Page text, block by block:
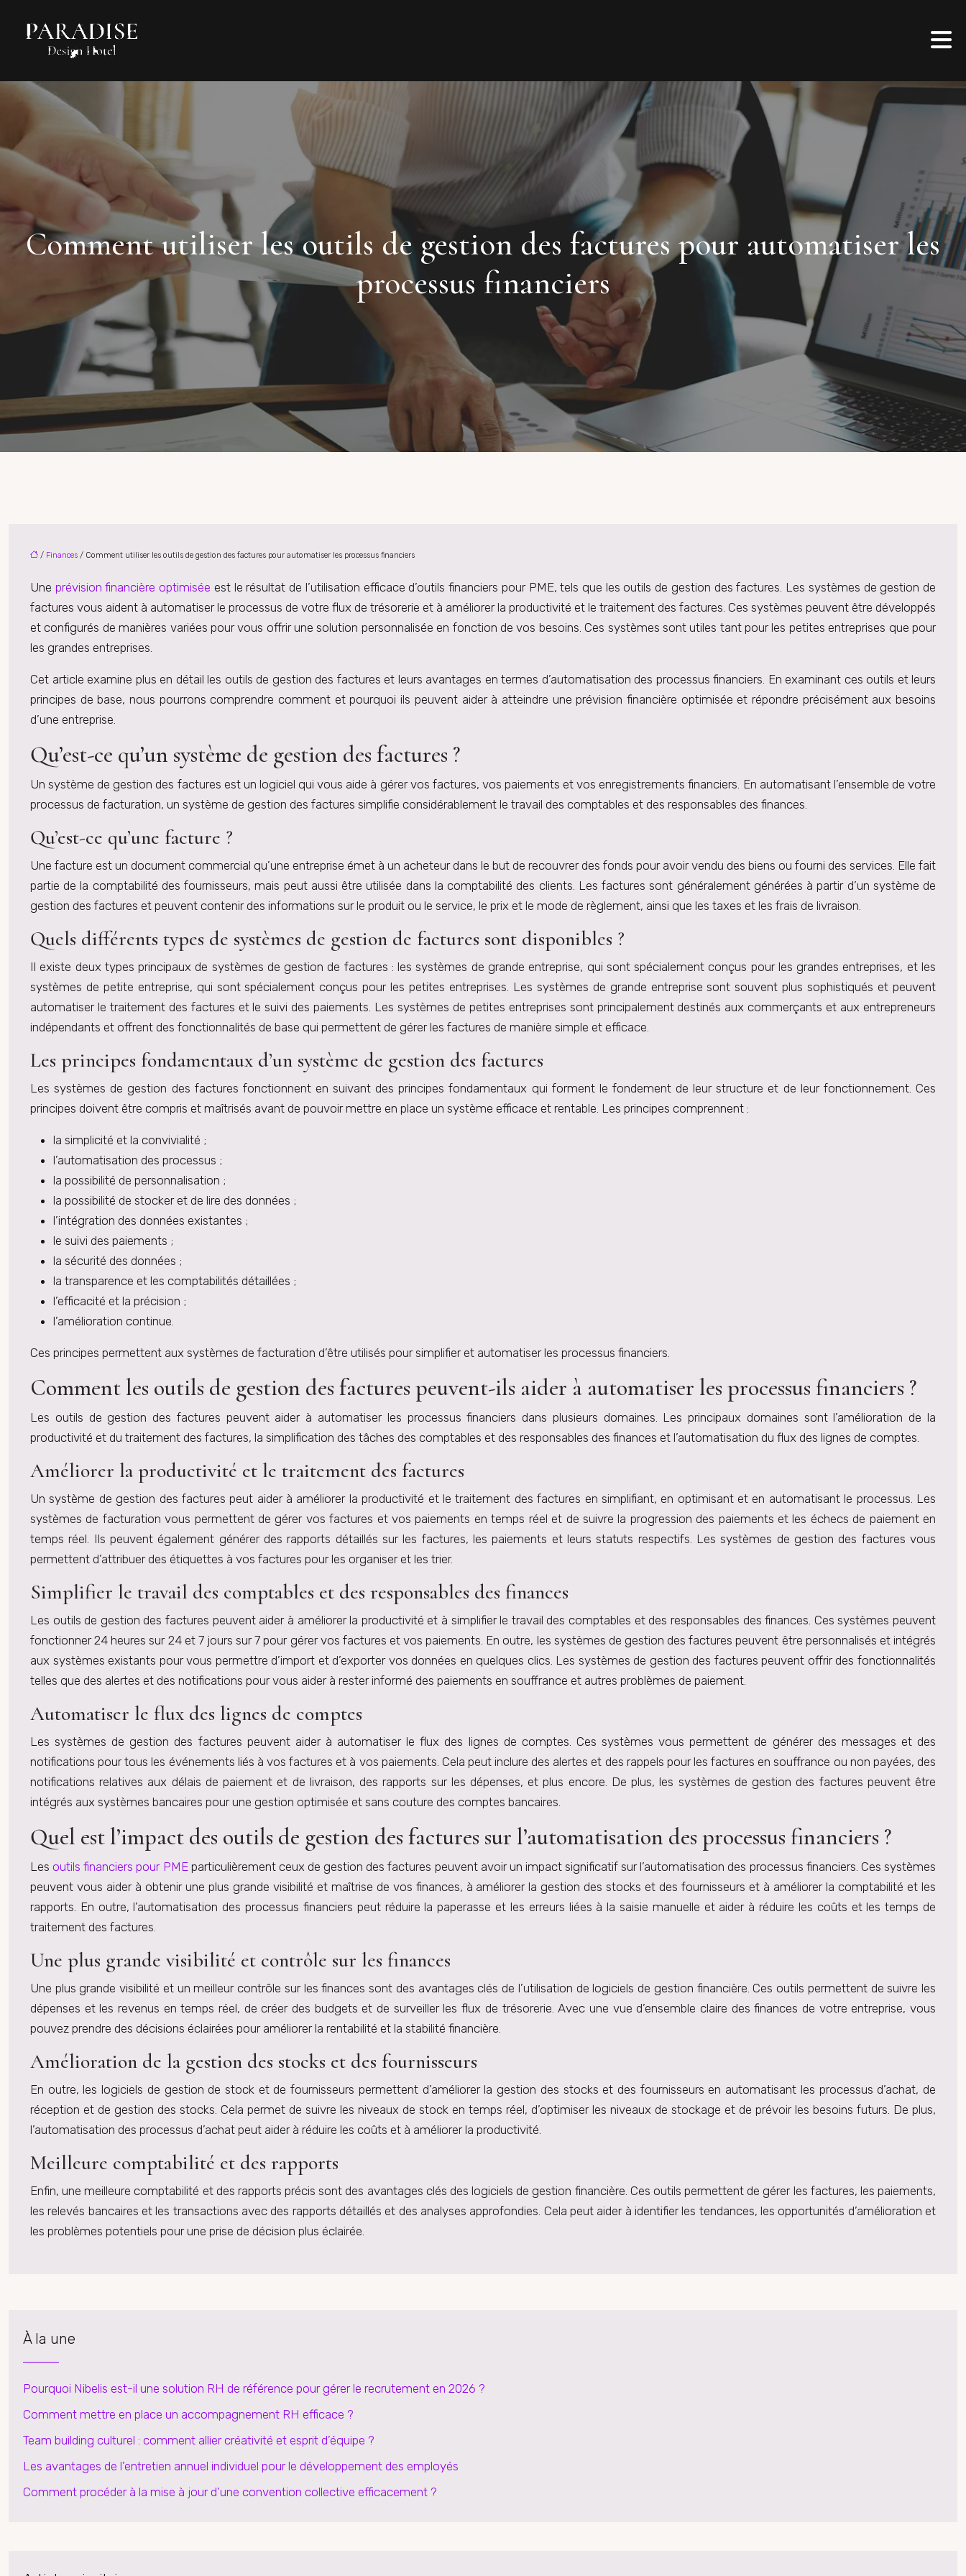
Comment utiliser les outils de gestion des factures pour automatiser les
processus financiers
/ Finances / Comment utiliser les outils de gestion des factures pour automatiser les processus financiers
Une prévision financière optimisée est le résultat de l’utilisation efficace d’outils financiers pour PME, tels que les outils de gestion des factures. Les systèmes de gestion de
factures vous aident à automatiser le processus de votre flux de trésorerie et à améliorer la productivité et le traitement des factures. Ces systèmes peuvent être développés
et configurés de manières variées pour vous offrir une solution personnalisée en fonction de vos besoins. Ces systèmes sont utiles tant pour les petites entreprises que pour
les grandes entreprises.
Cet article examine plus en détail les outils de gestion des factures et leurs avantages en termes d’automatisation des processus financiers. En examinant ces outils et leurs
principes de base, nous pourrons comprendre comment et pourquoi ils peuvent aider à atteindre une prévision financière optimisée et répondre précisément aux besoins
d’une entreprise.
Qu’est-ce qu’un système de gestion des factures ?
Un système de gestion des factures est un logiciel qui vous aide à gérer vos factures, vos paiements et vos enregistrements financiers. En automatisant l’ensemble de votre
processus de facturation, un système de gestion des factures simplifie considérablement le travail des comptables et des responsables des finances.
Qu’est-ce qu’une facture ?
Une facture est un document commercial qu’une entreprise émet à un acheteur dans le but de recouvrer des fonds pour avoir vendu des biens ou fourni des services. Elle fait
partie de la comptabilité des fournisseurs, mais peut aussi être utilisée dans la comptabilité des clients. Les factures sont généralement générées à partir d’un système de
gestion des factures et peuvent contenir des informations sur le produit ou le service, le prix et le mode de règlement, ainsi que les taxes et les frais de livraison.
Quels différents types de systèmes de gestion de factures sont disponibles ?
Il existe deux types principaux de systèmes de gestion de factures : les systèmes de grande entreprise, qui sont spécialement conçus pour les grandes entreprises, et les
systèmes de petite entreprise, qui sont spécialement conçus pour les petites entreprises. Les systèmes de grande entreprise sont souvent plus sophistiqués et peuvent
automatiser le traitement des factures et le suivi des paiements. Les systèmes de petites entreprises sont principalement destinés aux commerçants et aux entrepreneurs
indépendants et offrent des fonctionnalités de base qui permettent de gérer les factures de manière simple et efficace.
Les principes fondamentaux d’un système de gestion des factures
Les systèmes de gestion des factures fonctionnent en suivant des principes fondamentaux qui forment le fondement de leur structure et de leur fonctionnement. Ces
principes doivent être compris et maîtrisés avant de pouvoir mettre en place un système efficace et rentable. Les principes comprennent :
la simplicité et la convivialité ;
l’automatisation des processus ;
la possibilité de personnalisation ;
la possibilité de stocker et de lire des données ;
l’intégration des données existantes ;
le suivi des paiements ;
la sécurité des données ;
la transparence et les comptabilités détaillées ;
l’efficacité et la précision ;
l’amélioration continue.
Ces principes permettent aux systèmes de facturation d’être utilisés pour simplifier et automatiser les processus financiers.
Comment les outils de gestion des factures peuvent-ils aider à automatiser les processus financiers ?
Les outils de gestion des factures peuvent aider à automatiser les processus financiers dans plusieurs domaines. Les principaux domaines sont l’amélioration de la
productivité et du traitement des factures, la simplification des tâches des comptables et des responsables des finances et l’automatisation du flux des lignes de comptes.
Améliorer la productivité et le traitement des factures
Un système de gestion des factures peut aider à améliorer la productivité et le traitement des factures en simplifiant, en optimisant et en automatisant le processus. Les
systèmes de facturation vous permettent de gérer vos factures et vos paiements en temps réel et de suivre la progression des paiements et les échecs de paiement en
temps réel. Ils peuvent également générer des rapports détaillés sur les factures, les paiements et leurs statuts respectifs. Les systèmes de gestion des factures vous
permettent d’attribuer des étiquettes à vos factures pour les organiser et les trier.
Simplifier le travail des comptables et des responsables des finances
Les outils de gestion des factures peuvent aider à améliorer la productivité et à simplifier le travail des comptables et des responsables des finances. Ces systèmes peuvent
fonctionner 24 heures sur 24 et 7 jours sur 7 pour gérer vos factures et vos paiements. En outre, les systèmes de gestion des factures peuvent être personnalisés et intégrés
aux systèmes existants pour vous permettre d’import et d’exporter vos données en quelques clics. Les systèmes de gestion des factures peuvent offrir des fonctionnalités
telles que des alertes et des notifications pour vous aider à rester informé des paiements en souffrance et autres problèmes de paiement.
Automatiser le flux des lignes de comptes
Les systèmes de gestion des factures peuvent aider à automatiser le flux des lignes de comptes. Ces systèmes vous permettent de générer des messages et des
notifications pour tous les événements liés à vos factures et à vos paiements. Cela peut inclure des alertes et des rappels pour les factures en souffrance ou non payées, des
notifications relatives aux délais de paiement et de livraison, des rapports sur les dépenses, et plus encore. De plus, les systèmes de gestion des factures peuvent être
intégrés aux systèmes bancaires pour une gestion optimisée et sans couture des comptes bancaires.
Quel est l’impact des outils de gestion des factures sur l’automatisation des processus financiers ?
Lesoutils financiers pour PMEparticulièrement ceux de gestion des factures peuvent avoir un impact significatif sur l’automatisation des processus financiers. Ces systèmes
peuvent vous aider à obtenir une plus grande visibilité et maîtrise de vos finances, à améliorer la gestion des stocks et des fournisseurs et à améliorer la comptabilité et les
rapports. En outre, l’automatisation des processus financiers peut réduire la paperasse et les erreurs liées à la saisie manuelle et aider à réduire les coûts et les temps de
traitement des factures.
Une plus grande visibilité et contrôle sur les finances
Une plus grande visibilité et un meilleur contrôle sur les finances sont des avantages clés de l’utilisation de logiciels de gestion financière. Ces outils permettent de suivre les
dépenses et les revenus en temps réel, de créer des budgets et de surveiller les flux de trésorerie. Avec une vue d’ensemble claire des finances de votre entreprise, vous
pouvez prendre des décisions éclairées pour améliorer la rentabilité et la stabilité financière.
Amélioration de la gestion des stocks et des fournisseurs
En outre, les logiciels de gestion de stock et de fournisseurs permettent d’améliorer la gestion des stocks et des fournisseurs en automatisant les processus d’achat, de
réception et de gestion des stocks. Cela permet de suivre les niveaux de stock en temps réel, d’optimiser les niveaux de stockage et de prévoir les besoins futurs. De plus,
l’automatisation des processus d’achat peut aider à réduire les coûts et à améliorer la productivité.
Meilleure comptabilité et des rapports
Enfin, une meilleure comptabilité et des rapports précis sont des avantages clés des logiciels de gestion financière. Ces outils permettent de gérer les factures, les paiements,
les relevés bancaires et les transactions avec des rapports détaillés et des analyses approfondies. Cela peut aider à identifier les tendances, les opportunités d’amélioration et
les problèmes potentiels pour une prise de décision plus éclairée.
À la une
Pourquoi Nibelis est-il une solution RH de référence pour gérer le recrutement en 2026 ?
Comment mettre en place un accompagnement RH efficace ?
Team building culturel : comment allier créativité et esprit d’équipe ?
Les avantages de l’entretien annuel individuel pour le développement des employés
Comment procéder à la mise à jour d’une convention collective efficacement ?